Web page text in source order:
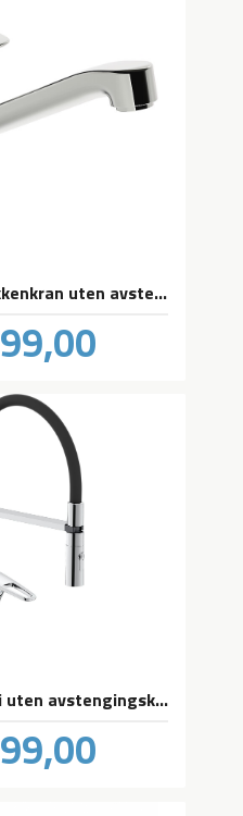
Oras Safira kjøkkenkran uten avstengning til oppvaskmaskin
FMM Siljan Flexi uten avstengingskran